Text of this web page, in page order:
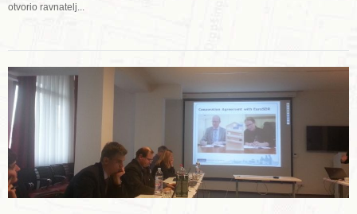
otvorio ravnatelj...